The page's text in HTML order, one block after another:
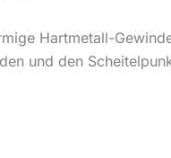
Hartmetall-
und den